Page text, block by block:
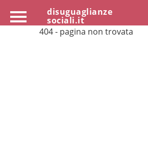
disuguaglianze
sociali.it
404 - pagina non trovata